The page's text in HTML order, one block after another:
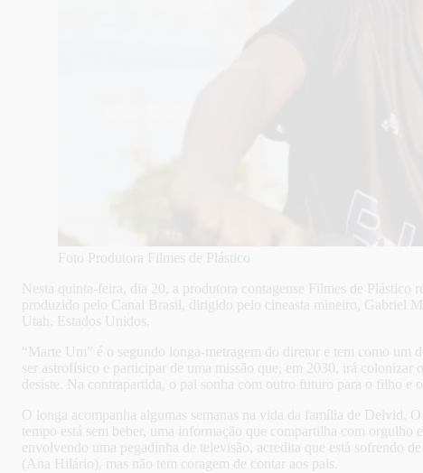
Foto Produtora Filmes de Plástico
Nesta quinta-feira, dia 20, a produtora contagense Filmes de
produzido pelo Canal Brasil, dirigido pelo cineasta mineiro, Gabriel
Utah, Estados Unidos.
“Marte Um” é o segundo longa-metragem do diretor e tem como
ser astrofísico e participar de uma missão que, em 2030, irá
desiste. Na contrapartida, o pai sonha com outro futuro para o filho e
O longa acompanha algumas semanas na vida da família de Deivid.
tempo está sem beber, uma informação que compartilha com
envolvendo uma pegadinha de televisão, acredita que está sofrendo
(Ana Hilário), mas não tem coragem de contar aos pais.